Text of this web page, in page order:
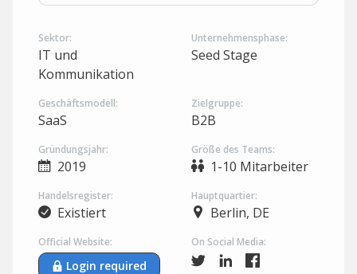
Sektor:
IT und
Kommunikation
Unternehmensphase:
Seed Stage
Geschäftsmodell:
SaaS
Zielgruppe:
B2B
Gründungsjahr:
2019
Größe des Teams:
1-10 Mitarbeiter
Handelsregister:
Existiert
Hauptquartier:
Berlin, DE
Official Website:
Login required
On Social Media: